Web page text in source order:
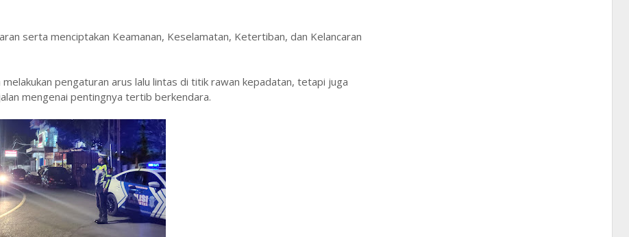
serta menciptakan Keamanan, Keselamatan, Ketertiban, dan Kelancaran
pengaturan arus lalu lintas di titik rawan kepadatan, tetapi juga
mengenai pentingnya tertib berkendara.